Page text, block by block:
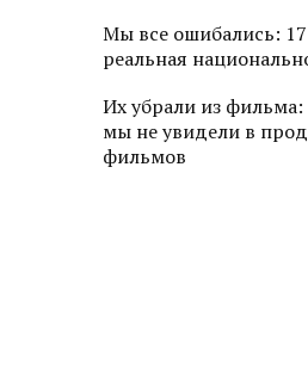
Мы все ошибались: 17
реальная
Их убрали из фильма:
мы не увидели в
фильмов